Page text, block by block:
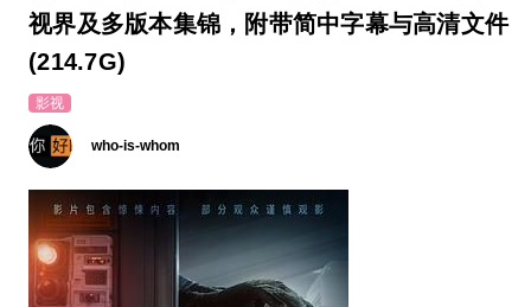
视界及多版本集锦，附带简中字幕与高清文件
(214.7G)
影视
who-is-whom